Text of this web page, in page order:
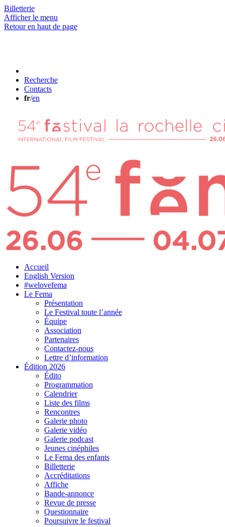
Billetterie
Afficher le menu
Retour en haut de page
Recherche
Contacts
fr/en
Accueil
English Version
#welovefema
Le Fema
Présentation
Le Festival toute l’année
Équipe
Association
Partenaires
Contactez-nous
Lettre d’information
Édition 2026
Édito
Programmation
Calendrier
Liste des films
Rencontres
Galerie photo
Galerie vidéo
Galerie podcast
Jeunes cinéphiles
Le Fema des enfants
Billetterie
Accréditations
Affiche
Bande-annonce
Revue de presse
Questionnaire
Poursuivre le festival